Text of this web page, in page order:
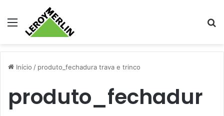
Menu
Início / produto_fechadura trava e trinco
produto_fechadur